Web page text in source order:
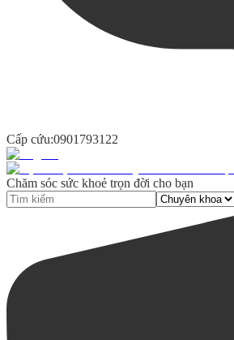
Cấp cứu:0901793122
Chăm sóc sức khoẻ trọn đời cho bạn